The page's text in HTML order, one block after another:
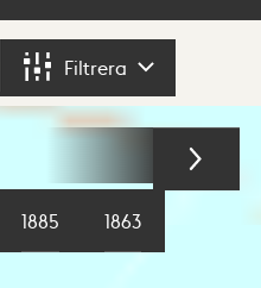
Filtrera
1885 1863